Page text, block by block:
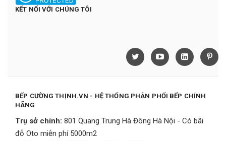
KẾT NỐI VỚI CHÚNG TÔI
BẾP CƯỜNG THỊNH.VN - HỆ THỐNG PHÂN PHỐI BẾP CHÍNH
HÃNG
Trụ sở chính: 801 Quang Trung Hà Đông Hà Nội - Có bãi
đỗ Oto miễn phí 5000m2